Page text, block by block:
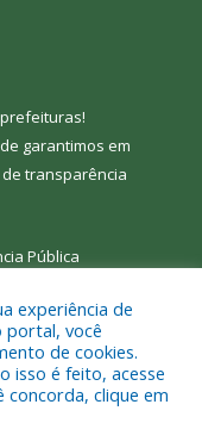
!
garantimos em
transparência
Pública
de Bom Jesus
experiência de
portal, você
de cookies.
isso é feito, acesse
concorda, clique em